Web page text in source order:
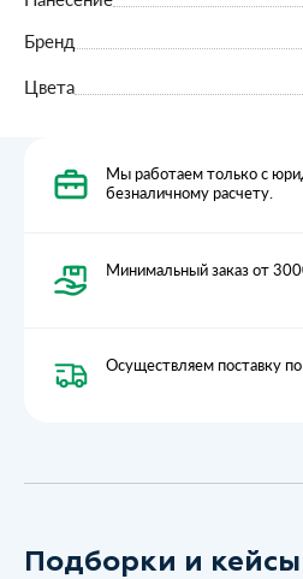
Мы работаем только с
безналичному расчету.
Минимальный заказ от
Осуществляем поставку
Бренд
Цвета
Подборки и кейсы